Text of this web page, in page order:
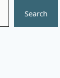
Search